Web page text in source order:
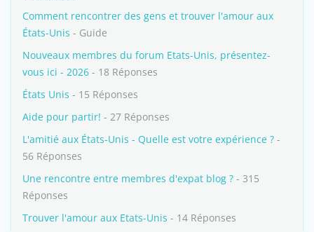
Comment rencontrer des gens et trouver l'amour aux
États-Unis - Guide
Nouveaux membres du forum Etats-Unis, présentez-
vous ici - 2026 - 18 Réponses
États Unis - 15 Réponses
Aide pour partir! - 27 Réponses
L'amitié aux États-Unis - Quelle est votre expérience ? -
56 Réponses
Une rencontre entre membres d'expat blog ? - 315
Réponses
Trouver l'amour aux Etats-Unis - 14 Réponses